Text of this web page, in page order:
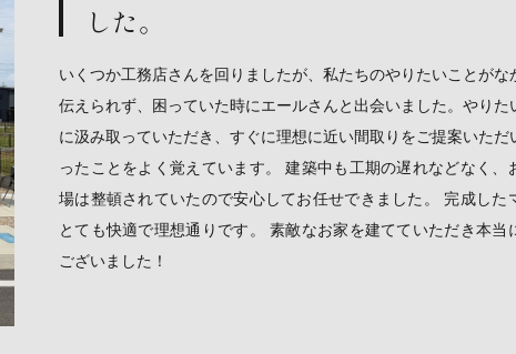
した。
いくつか工務店さんを回りましたが、私たちのやりたいことがな
伝えられず、困っていた時にエールさんと出会いました。やりた
に汲み取っていただき、すぐに理想に近い間取りをご提案いただ
ったことをよく覚えています。 建築中も工期の遅れなどなく、
場は整頓されていたので安心してお任せできました。 完成した
とても快適で理想通りです。 素敵なお家を建てていただき本当
ございました！